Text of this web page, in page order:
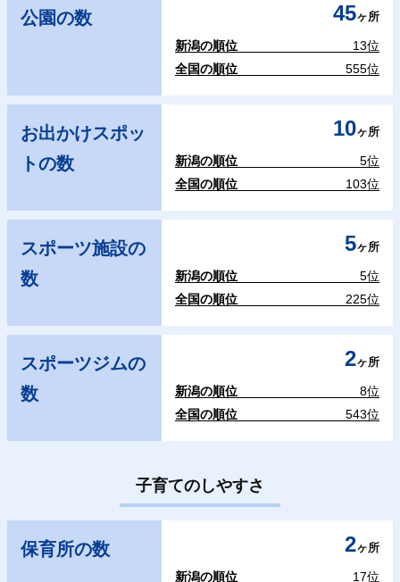
公園の数 45ヶ所
新潟の順位
13位
全国の順位
555位
お出かけスポッ
トの数
10ヶ所
新潟の順位
5位
全国の順位
103位
スポーツ施設の
数
5ヶ所
新潟の順位
5位
全国の順位
225位
スポーツジムの
数
2ヶ所
新潟の順位
8位
全国の順位
543位
子育てのしやすさ
保育所の数 2ヶ所
新潟の順位 17位